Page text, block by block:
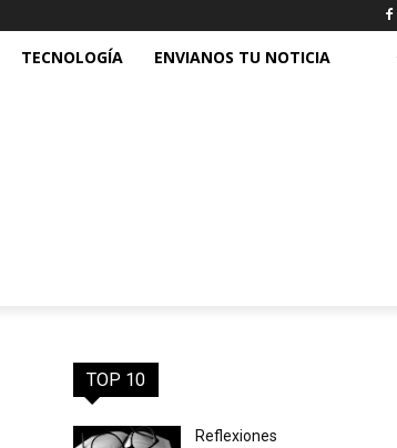
TECNOLOGÍA ENVIANOS TU NOTICIA
TOP 10
Reflexiones